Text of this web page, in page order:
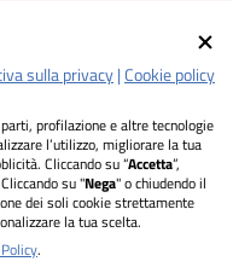
sulla privacy|Cookie policy
profilazione e altre tecnologie
l’utilizzo, migliorare la tua
Cliccando su “Accetta”,
su "Nega" o chiudendo il
dei soli cookie strettamente
la tua scelta.
.